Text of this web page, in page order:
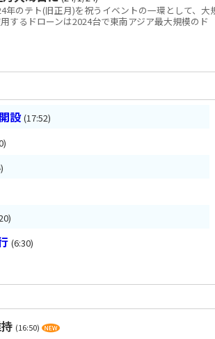
のテト(旧正月)を祝うイベントの一環として、大
するドローンは2024台で東南アジア最大規模のド
設 (17:52)
(6:30)
(16:50)